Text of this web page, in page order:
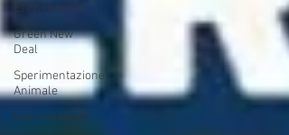
Etichettatura
Green New
Deal
Sperimentazione
Animale
Interrogazioni